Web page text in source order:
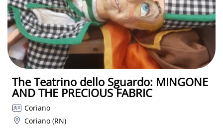
The Teatrino dello Sguardo: MINGONE
AND THE PRECIOUS FABRIC
Coriano
Coriano (RN)